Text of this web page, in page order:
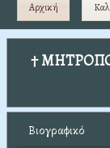
Αρχική
†
Βιογραφικό